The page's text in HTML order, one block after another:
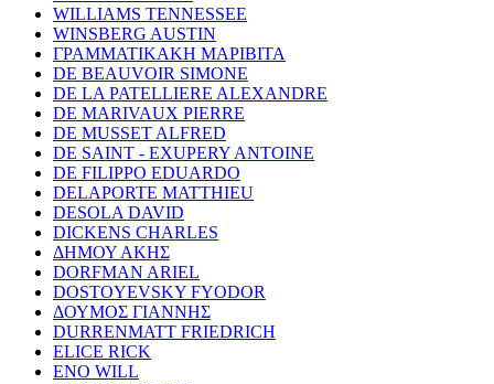
WILLIAMS TENNESSEE
WINSBERG AUSTIN
ΓΡΑΜΜΑΤΙΚΑΚΗ ΜΑΡΙΒΙΤΑ
DE BEAUVOIR SIMONE
DE LA PATELLIERE ALEXANDRE
DE MARIVAUX PIERRE
DE MUSSET ALFRED
DE SAINT - EXUPERY ANTOINE
DE FILIPPO EDUARDO
DELAPORTE MATTHIEU
DESOLA DAVID
DICKENS CHARLES
ΔΗΜΟΥ ΑΚΗΣ
DORFMAN ARIEL
DOSTOYEVSKY FYODOR
ΔΟΥΜΟΣ ΓΙΑΝΝΗΣ
DURRENMATT FRIEDRICH
ELICE RICK
ENO WILL